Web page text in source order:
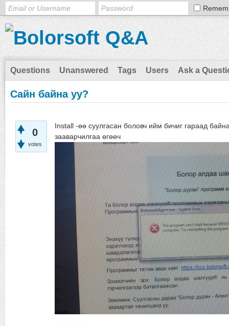
Questions Unanswered Tags Users Ask a
Сайн байна уу?
0
votes
Install -өө суулгасан боловч ийм бичиг гараад
зааварчилгаа өгөөч